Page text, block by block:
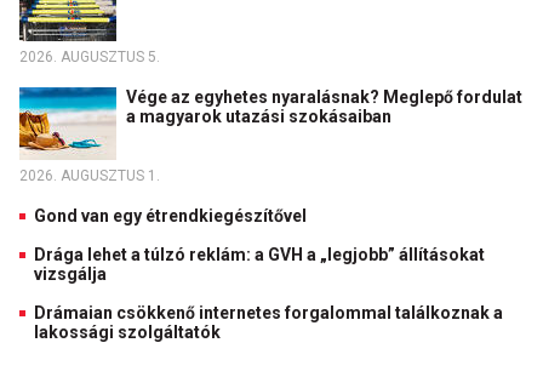
2026. AUGUSZTUS 5.
Vége az egyhetes nyaralásnak? Meglepő fordulat
a magyarok utazási szokásaiban
2026. AUGUSZTUS 1.
Gond van egy étrendkiegészítővel
Drága lehet a túlzó reklám: a GVH a „legjobb” állításokat
vizsgálja
Drámaian csökkenő internetes forgalommal találkoznak a
lakossági szolgáltatók